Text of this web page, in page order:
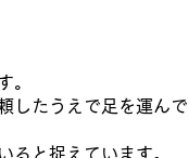
。
したうえで足を運んで
ると捉えています。